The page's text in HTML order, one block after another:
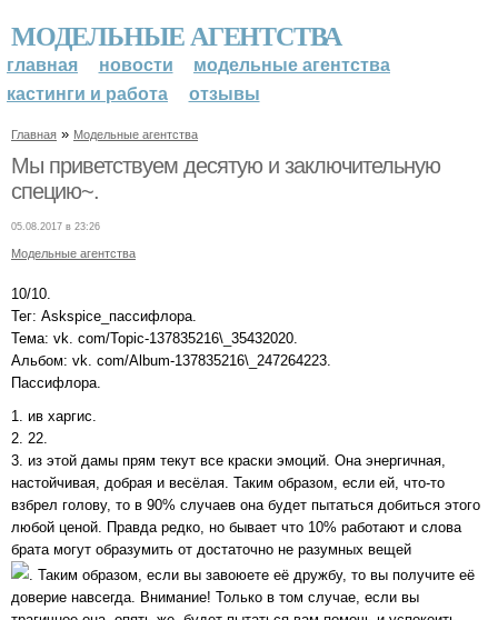
МОДЕЛЬНЫЕ АГЕНТСТВА
главная новости
модельные агентства
кастинги и работа
отзывы
Главная » Модельные агентства
Мы приветствуем десятую и заключительную
специю~.
05.08.2017 в 23:26
Модельные агентства
10/10.
Тег: Askspice_пассифлора.
Тема: vk. com/Topic-137835216\_35432020.
Альбом: vk. com/Album-137835216\_247264223.
Пассифлора.
1. ив харгис.
2. 22.
3. из этой дамы прям текут все краски эмоций. Она энергичная,
настойчивая, добрая и весёлая. Таким образом, если ей, что-то
взбрел голову, то в 90% случаев она будет пытаться добиться этого
любой ценой. Правда редко, но бывает что 10% работают и слова
брата могут образумить от достаточно не разумных вещей
. Таким образом, если вы завоюете её дружбу, то вы получите её
доверие навсегда. Внимание! Только в том случае, если вы